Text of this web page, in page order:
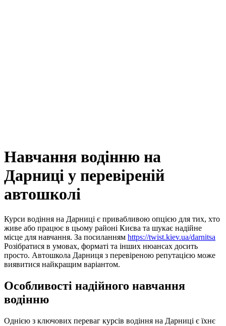
Навчання водінню на
Дарниці у перевіреній
автошколі
Курси водіння на Дарниці є привабливою опцією для тих, хто
живе або працює в цьому районі Києва та шукає надійне
місце для навчання. За посиланням https://twist.kiev.ua/darnitsa
Розібратися в умовах, форматі та інших нюансах досить
просто. Автошкола Дарниця з перевіреною репутацією може
виявитися найкращим варіантом.
Особливості надійного навчання
водінню
Однією з ключових переваг курсів водіння на Дарниці є їхнє